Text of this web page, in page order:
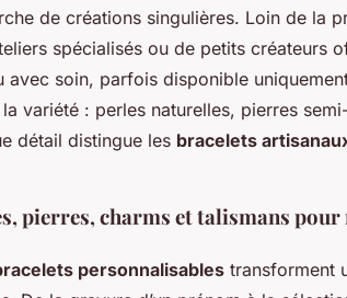
de créations singulières. Loin de la
spécialisés ou de petits créateurs
avec soin, parfois disponible
variété : perles naturelles, pierres
détail distingue les bracelets
pierres, charms et talismans
personnalisables transforment